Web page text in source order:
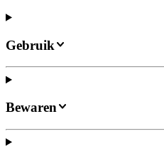
Gebruik
Bewaren